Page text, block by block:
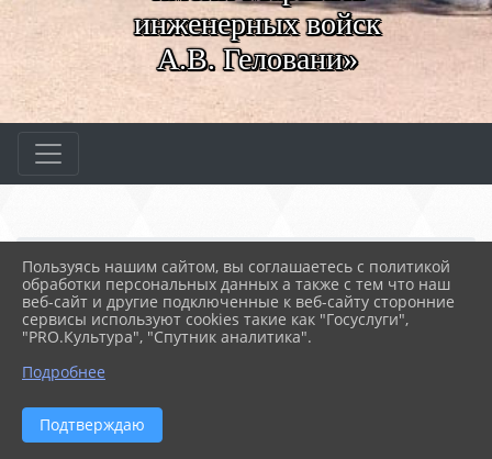
инженерных войск
А.В. Геловани»
Главная МЕРОПРИЯТИЯ
Новости
Выпуск по специальност...
05.03.2024 08:15
ВЫПУСК ПО СПЕЦИАЛЬНОСТИ 40.02.02
"ПРАВООХРАНИТЕЛЬНАЯ ДЕЯТЕЛЬНОСТЬ"
Пользуясь нашим сайтом, вы соглашаетесь с политикой
обработки персональных данных а также с тем что наш
веб-сайт и другие подключенные к веб-сайту сторонние
сервисы используют cookies такие как "Госуслуги",
"PRO.Культура", "Спутник аналитика".
Подробнее
Подтверждаю